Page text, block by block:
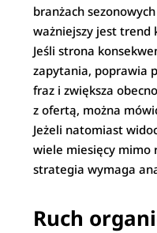
branżach
ważniejszy jest trend
Jeśli strona
zapytania, poprawia
fraz i zwiększa
z ofertą, można
Jeżeli natomiast
wiele miesięcy mimo
strategia wymaga
Ruch